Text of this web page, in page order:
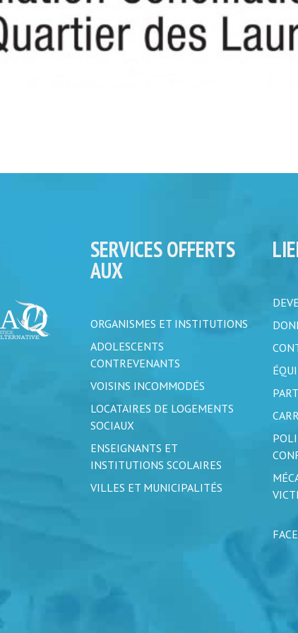
SERVICES OFFERTS
AUX
ORGANISMES ET INSTITUTIONS
ADOLESCENTS
CONTREVENANTS
VOISINS INCOMMODÉS
LOCATAIRES DE LOGEMENTS
SOCIAUX
ENSEIGNANTS ET
INSTITUTIONS SCOLAIRES
VILLES ET MUNICIPALITÉS